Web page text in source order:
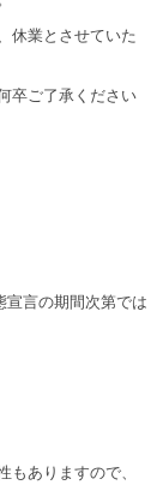
休業とさせていた
卒ご了承ください
宣言の期間次第では
ありますので、